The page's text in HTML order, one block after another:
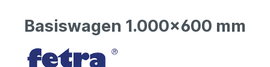
Basiswagen 1.000x600 mm